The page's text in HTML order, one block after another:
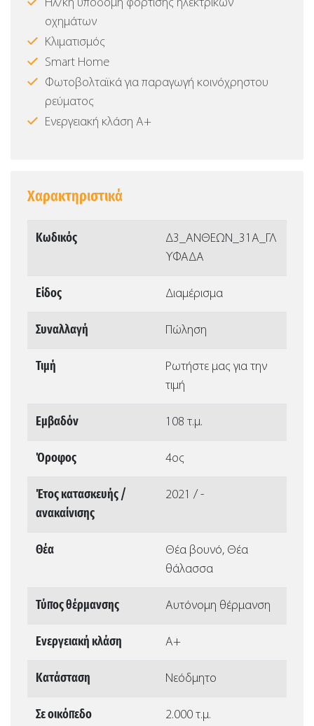
Ηλ/κή υποδομή φόρτισης ηλεκτρικών
οχημάτων
Κλιματισμός
Smart Home
Φωτοβολταϊκά για παραγωγή κοινόχρηστου
ρεύματος
Ενεργειακή κλάση Α+
Χαρακτηριστικά
Κωδικός
Δ3_ΑΝΘΕΩΝ_31Α_ΓΛ
ΥΦΑΔΑ
Είδος Διαμέρισμα
Συναλλαγή Πώληση
Τιμή
Ρωτήστε μας για την
τιμή
Εμβαδόν 108 τ.μ.
Όροφος 4ος
Έτος κατασκευής /
ανακαίνισης
2021 / -
Θέα
Θέα βουνό, Θέα
θάλασσα
Τύπος θέρμανσης Αυτόνομη θέρμανση
Ενεργειακή κλάση Α+
Κατάσταση Νεόδμητο
Σε οικόπεδο 2.000 τ.μ.